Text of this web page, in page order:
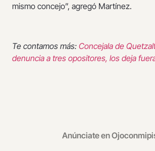
mismo concejo”, agregó Martínez.
Te contamos más: Concejala de
denuncia a tres opositores, los deja
Anúnciate en